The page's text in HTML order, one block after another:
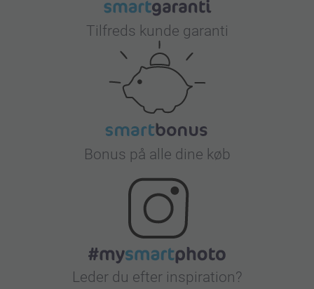
Tilfreds kunde garanti
Bonus på alle dine køb
Leder du efter inspiration?